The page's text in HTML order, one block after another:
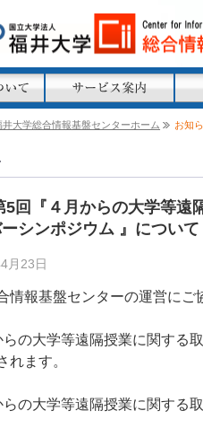
井大学総合情報基盤センターホーム お知
回『４月からの大学等遠
シンポジウム 』について
月23日
情報基盤センターの運営にご
らの大学等遠隔授業に関する
れます。
の大学等遠隔授業に関する